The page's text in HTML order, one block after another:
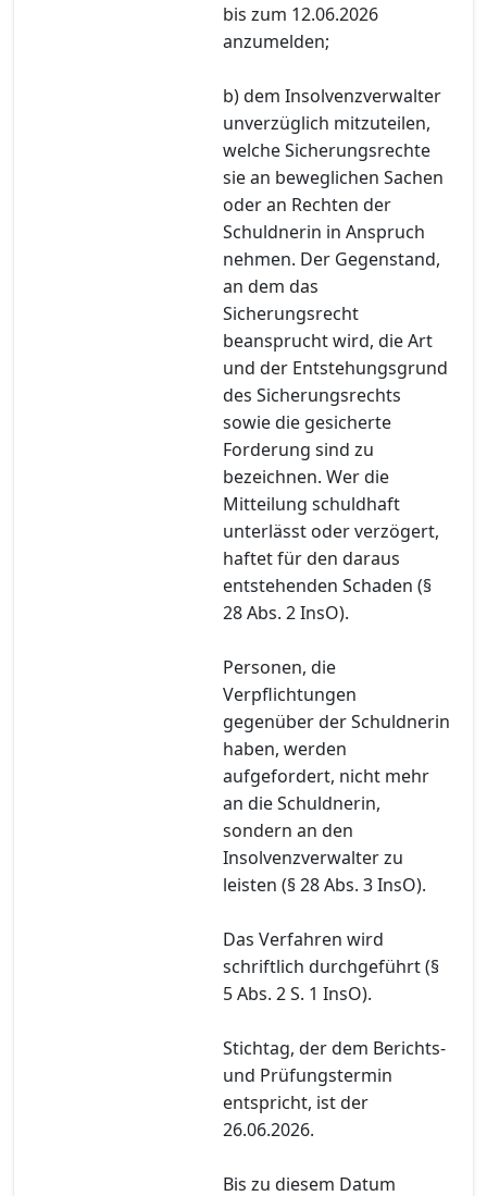
bis zum 12.06.2026
anzumelden;
b) dem Insolvenzverwalter
unverzüglich mitzuteilen,
welche Sicherungsrechte
sie an beweglichen Sachen
oder an Rechten der
Schuldnerin in Anspruch
nehmen. Der Gegenstand,
an dem das
Sicherungsrecht
beansprucht wird, die Art
und der Entstehungsgrund
des Sicherungsrechts
sowie die gesicherte
Forderung sind zu
bezeichnen. Wer die
Mitteilung schuldhaft
unterlässt oder verzögert,
haftet für den daraus
entstehenden Schaden (§
28 Abs. 2 InsO).
Personen, die
Verpflichtungen
gegenüber der Schuldnerin
haben, werden
aufgefordert, nicht mehr
an die Schuldnerin,
sondern an den
Insolvenzverwalter zu
leisten (§ 28 Abs. 3 InsO).
Das Verfahren wird
schriftlich durchgeführt (§
5 Abs. 2 S. 1 InsO).
Stichtag, der dem Berichts-
und Prüfungstermin
entspricht, ist der
26.06.2026.
Bis zu diesem Datum